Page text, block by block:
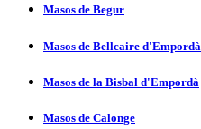
Masos de Begur
Masos de Bellcaire d'Empordà
Masos de la Bisbal d'Empordà
Masos de Calonge